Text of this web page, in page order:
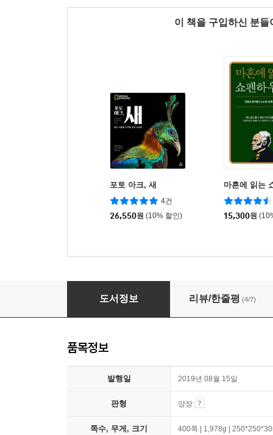
이 책을 구입하신 분
포토 아크, 새
4건
26,550원 (10% 할인)
마흔에 읽는
15,300원
포토 아크
도서정보 리뷰/한줄평 (4/7)
품목정보
발행일 2019년 08월 15일
판형 양장
쪽수, 무게, 크기 400쪽 | 1,978g |